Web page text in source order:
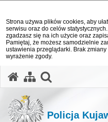
Strona używa plików cookies, aby
serwisu oraz do celów
zgadzasz się na ich użycie oraz
Pamiętaj, że możesz samodzielnie
ustawienia przeglądarki. Brak
wyrażenie zgody.
Policja